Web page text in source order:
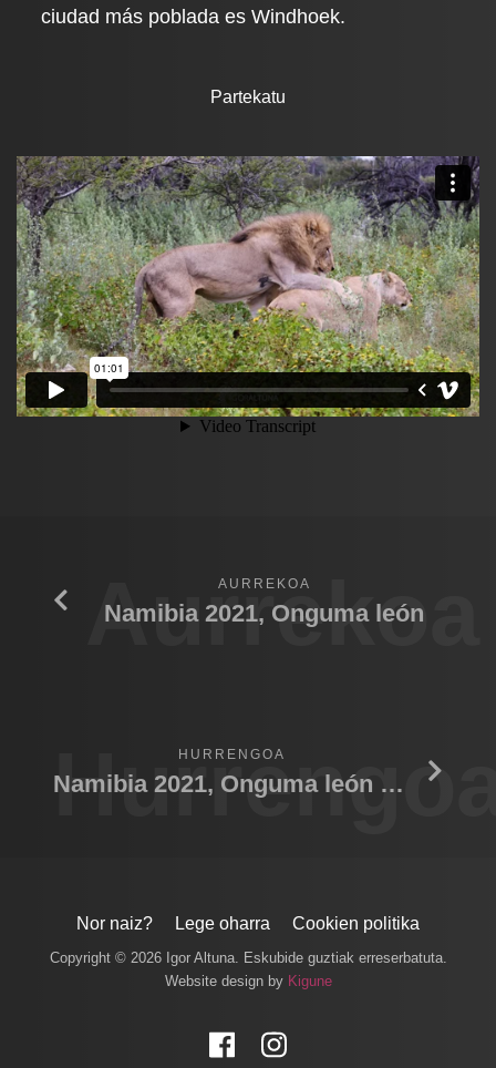
ciudad más poblada es Windhoek.
Partekatu
Aurrekoa
AURREKOA
Namibia 2021, Onguma león
HURRENGOA
Namibia 2021, Onguma león Macho
Nor naiz? Lege oharra Cookien politika
Copyright © 2026 Igor Altuna. Eskubide guztiak erreserbatuta.
Website design by Kigune
Facebook
Instagram